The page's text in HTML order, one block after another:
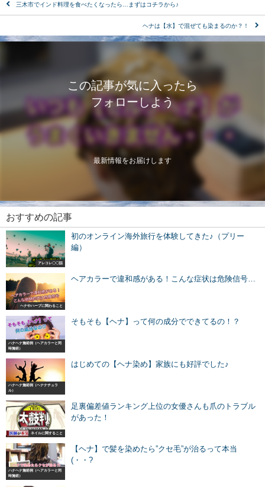
三木市でインド料理を食べたくなったら…まずはコチラから♪
ヘナは【水】で混ぜても染まるのか？！
この記事が気に入ったら
フォローしよう
最新情報をお届けします
おすすめの記事
アレコレ〇〇話
初のオンライン海外旅行を体験してきた♪（プリー
編）
ヘナやハーブに関わること
ヘアカラーで違和感がある！こんな症状は危険信号…
ハナヘナ施術例（ヘアカラーと同
時施術）
そもそも【ヘナ】って何の成分でできてるの！？
ハナヘナ施術例（ヘナナチュラ
ル）
はじめての【ヘナ染め】家族にも好評でした♪
ネイルに関すること
足裏偏差値ランキング上位の女優さんも爪のトラブル
があった！
ハナヘナ施術例（ヘアカラーと同
時施術）
【ヘナ】で髪を染めたら”クセ毛”が治るって本当
(・・?